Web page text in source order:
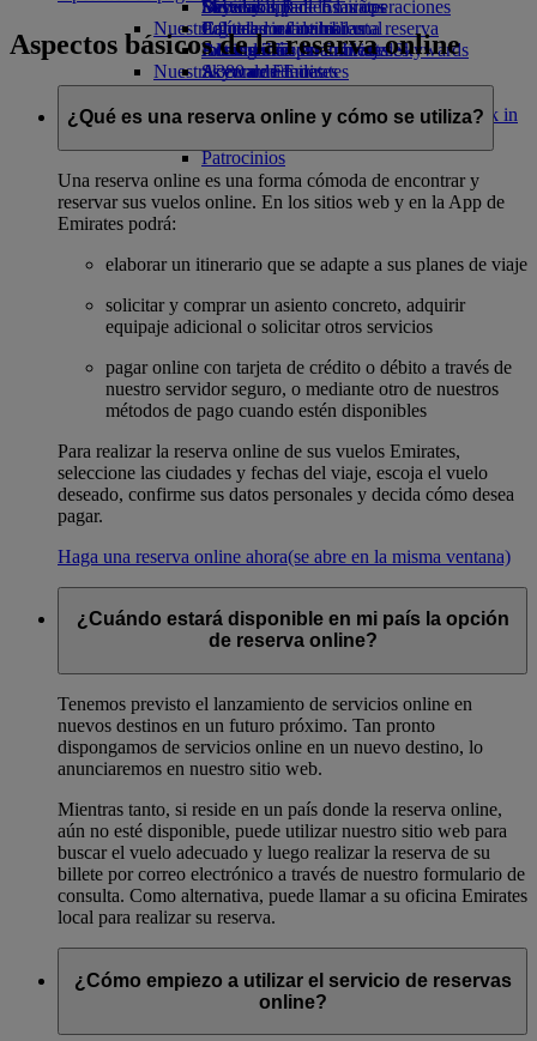
Bebidas
Nuestra flota
Boeing 777
A380 de Emirates
Emirates A350
Emirates Executive
Diversión para los niños
Juguetes infantiles
Actividades para niños
Sostenibilidad en las operaciones
Política medioambiental
Informes medioambientales
Nuestras comunidades
Fundación Emirates AirlineFundación
Emirates Airline Opens an external link in
Patrocinios
Skywards Rail
Calculadora de millas
Inicie sesión en Emirates Skywards
Skywards+
Móvil y app de Emirates
Cancelar o cambiar una reserva
Alteraciones en los viajes
Acerca de Emirates
Aspectos básicos de la reserva online
¿Qué es una reserva online y cómo se utiliza?
Una reserva online es una forma cómoda de encontrar y
reservar sus vuelos online. En los sitios web y en la App de
Emirates podrá:
elaborar un itinerario que se adapte a sus planes de viaje
solicitar y comprar un asiento concreto, adquirir
equipaje adicional o solicitar otros servicios
pagar online con tarjeta de crédito o débito a través de
nuestro servidor seguro, o mediante otro de nuestros
métodos de pago cuando estén disponibles
Para realizar la reserva online de sus vuelos Emirates,
seleccione las ciudades y fechas del viaje, escoja el vuelo
deseado, confirme sus datos personales y decida cómo desea
pagar.
Haga una reserva online ahora(se abre en la misma ventana)
¿Cuándo estará disponible en mi país la opción
de reserva online?
Tenemos previsto el lanzamiento de servicios online en
nuevos destinos en un futuro próximo. Tan pronto
dispongamos de servicios online en un nuevo destino, lo
anunciaremos en nuestro sitio web.
Mientras tanto, si reside en un país donde la reserva online,
aún no esté disponible, puede utilizar nuestro sitio web para
buscar el vuelo adecuado y luego realizar la reserva de su
billete por correo electrónico a través de nuestro formulario de
consulta. Como alternativa, puede llamar a su oficina Emirates
local para realizar su reserva.
¿Cómo empiezo a utilizar el servicio de reservas
online?